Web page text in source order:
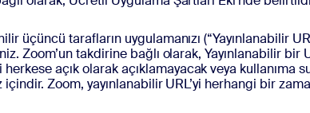
üçüncü tarafların uygulamanızı (“Yayınlanabilir
Zoom’un takdirine bağlı olarak, Yayınlanabilir
açık olarak açıklamayacak veya kullanıma
Zoom, yayınlanabilir URL’yi herhangi bir